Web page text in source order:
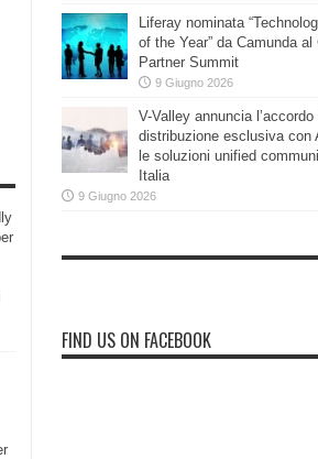
Liferay nominata
of the Year” da Camunda al
Partner Summit
9 Giugno 2026
V-Valley annuncia l’accordo
distribuzione esclusiva con
le soluzioni unified
Italia
9 Giugno 2026
FIND US ON FACEBOOK